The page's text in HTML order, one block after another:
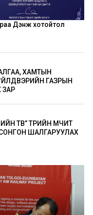
Дэнж хотойтол
ХАМТЫН
ГАЗРЫН
ЗАР
ТӨВ” ТӨРИЙН ӨМЧИТ
ШАЛГАРУУЛАХ